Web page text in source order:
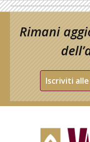
Rimani
Iscriviti